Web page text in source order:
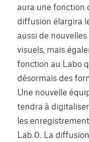
aura une fonction
diffusion élargira
aussi de
visuels, mais
fonction au Labo
désormais des
Une nouvelle
tendra à
les
Lab.0. La